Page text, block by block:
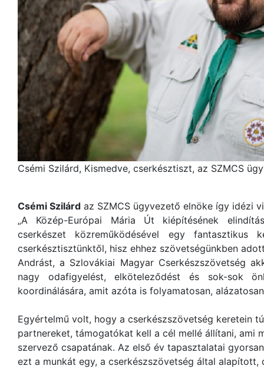
Csémi Szilárd, Kismedve, cserkésztiszt, az SZMCS
Csémi Szilárd az SZMCS ügyvezető elnöke így idézi
„A Közép-Európai Mária Út kiépítésének
cserkészet közreműködésével egy fantasztikus
cserkésztisztünktől, hisz ehhez szövetségünkben
Andrást, a Szlovákiai Magyar Cserkészszövetség
nagy odafigyelést, elköteleződést és sok-sok
koordinálására, amit azóta is folyamatosan,
Egyértelmű volt, hogy a cserkészszövetség keretein
partnereket, támogatókat kell a cél mellé állítani, ami
szervező csapatának. Az első év tapasztalatai
ezt a munkát egy, a cserkészszövetség által